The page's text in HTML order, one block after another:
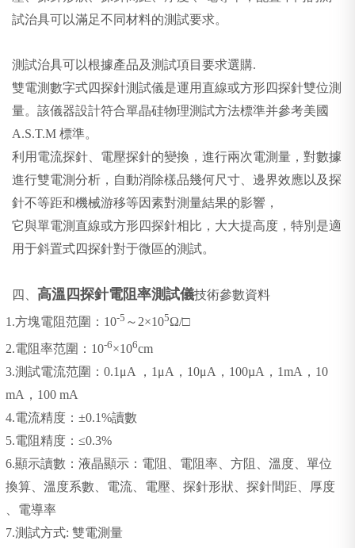
試治具可以滿足不同材料的測試要求。
測試治具可以根據產品及測試項目要求選購.
雙電測數字式四探針測試儀是運用直線或方形四探針雙位測
量。該儀器設計符合單晶硅物理測試方法標準并參考美國
A.S.T.M 標準。
利用電流探針、電壓探針的變換，進行兩次電測量，對數據
進行雙電測分析，自動消除樣品幾何尺寸、邊界效應以及探
針不等距和機械游移等因素對測量結果的影響，
它與單電測直線或方形四探針相比，大大提高度，特別是適
用于斜置式四探針對于微區的測試。
四、 高溫四探針電阻率測試儀技術參數資料
1.方塊電阻范圍： 10-5 ～2×105Ω/□
2.電阻率范圍： 10-6×106cm
3.測試電流范圍：0.1μA ，1μA，10μA，100µA，1mA，10
mA，100 mA
4.電流精度：±0.1%讀數
5.電阻精度：≤0.3%
6.顯示讀數：液晶顯示：電阻、電阻率、方阻、溫度、單位
換算、溫度系數、電流、電壓、探針形狀、探針間距、厚度
、電導率
7.測試方式: 雙電測量